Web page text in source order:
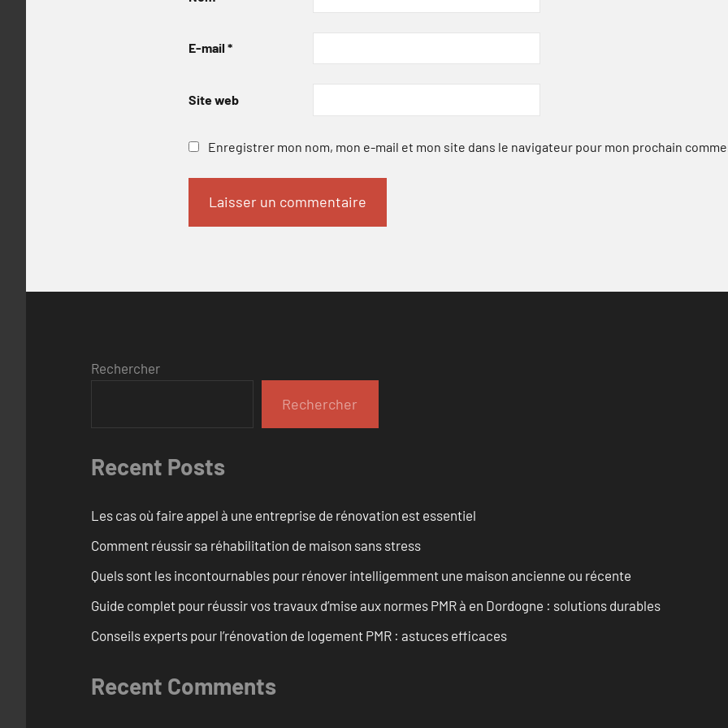
E-mail *
Site web
Enregistrer mon nom, mon e-mail et mon site dans le navigateur pour mon prochain
Rechercher
Rechercher
Recent Posts
Les cas où faire appel à une entreprise de rénovation est essentiel
Comment réussir sa réhabilitation de maison sans stress
Quels sont les incontournables pour rénover intelligemment une maison ancienne ou récente
Guide complet pour réussir vos travaux d’mise aux normes PMR à en Dordogne : solutions durables
Conseils experts pour l’rénovation de logement PMR : astuces efficaces
Recent Comments